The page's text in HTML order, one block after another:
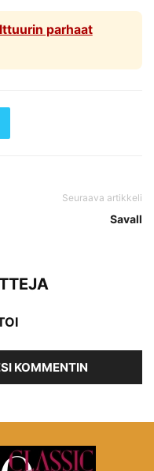
parhaat
Seuraava artikkeli
Savall
KOMMENTIN